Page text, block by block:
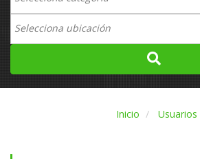
Inicio Usuarios